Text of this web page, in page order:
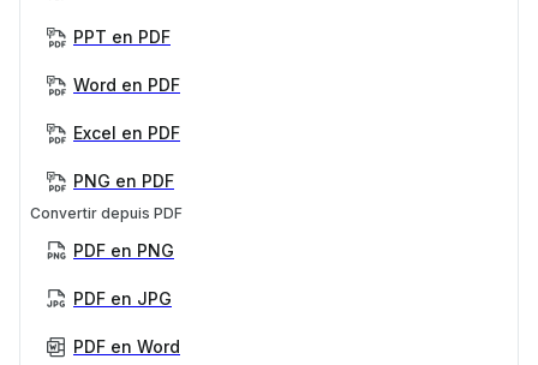
PPT en PDF
Word en PDF
Excel en PDF
PNG en PDF
Convertir depuis PDF
PDF en PNG
PDF en JPG
PDF en Word